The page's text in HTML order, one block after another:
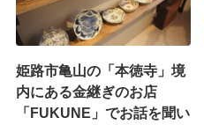
姫路市亀山の「本徳寺」境
内にある金継ぎのお店
「FUKUNE」でお話を聞い